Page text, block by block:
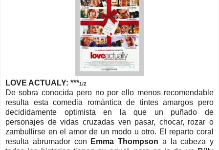
LOVE ACTUALY: ***1/2
De sobra conocida pero no por ello menos recomendable
resulta esta comedia romántica de tintes amargos pero
decididamente optimista en la que un puñado de
personajes de vidas cruzadas ven pasar, chocar, rozar o
zambullirse en el amor de un modo u otro. El reparto coral
resulta abrumador con
Emma Thompson a la cabeza y